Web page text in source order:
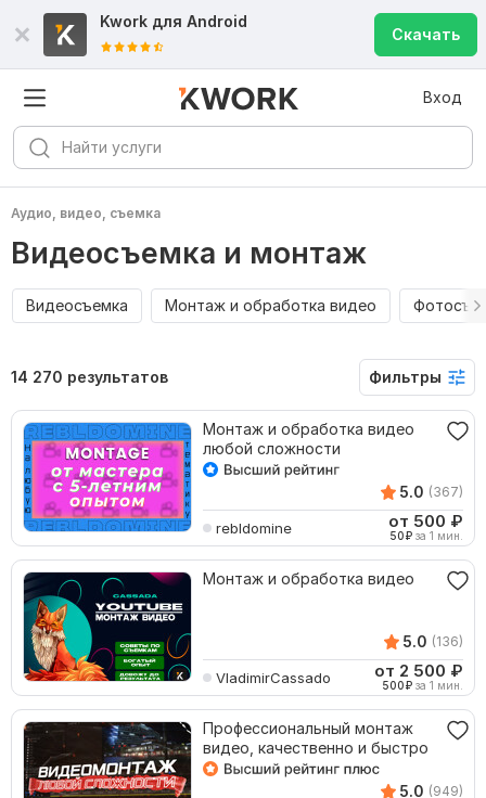
Kwork для Android
Скачать
Вход
Аудио, видео, съемка
Видеосъемка и монтаж
Видеосъемка Монтаж и обработка видео
14 270 результатов Фильтры
Монтаж и обработка видео
любой сложности
5.0 (367)
rebldomine от 500 ₽
50₽ за 1 мин.
Монтаж и обработка видео
5.0 (136)
VladimirCassado от 2 500 ₽
500₽ за 1 мин.
Профессиональный монтаж
видео, качественно и быстро
5.0 (949)